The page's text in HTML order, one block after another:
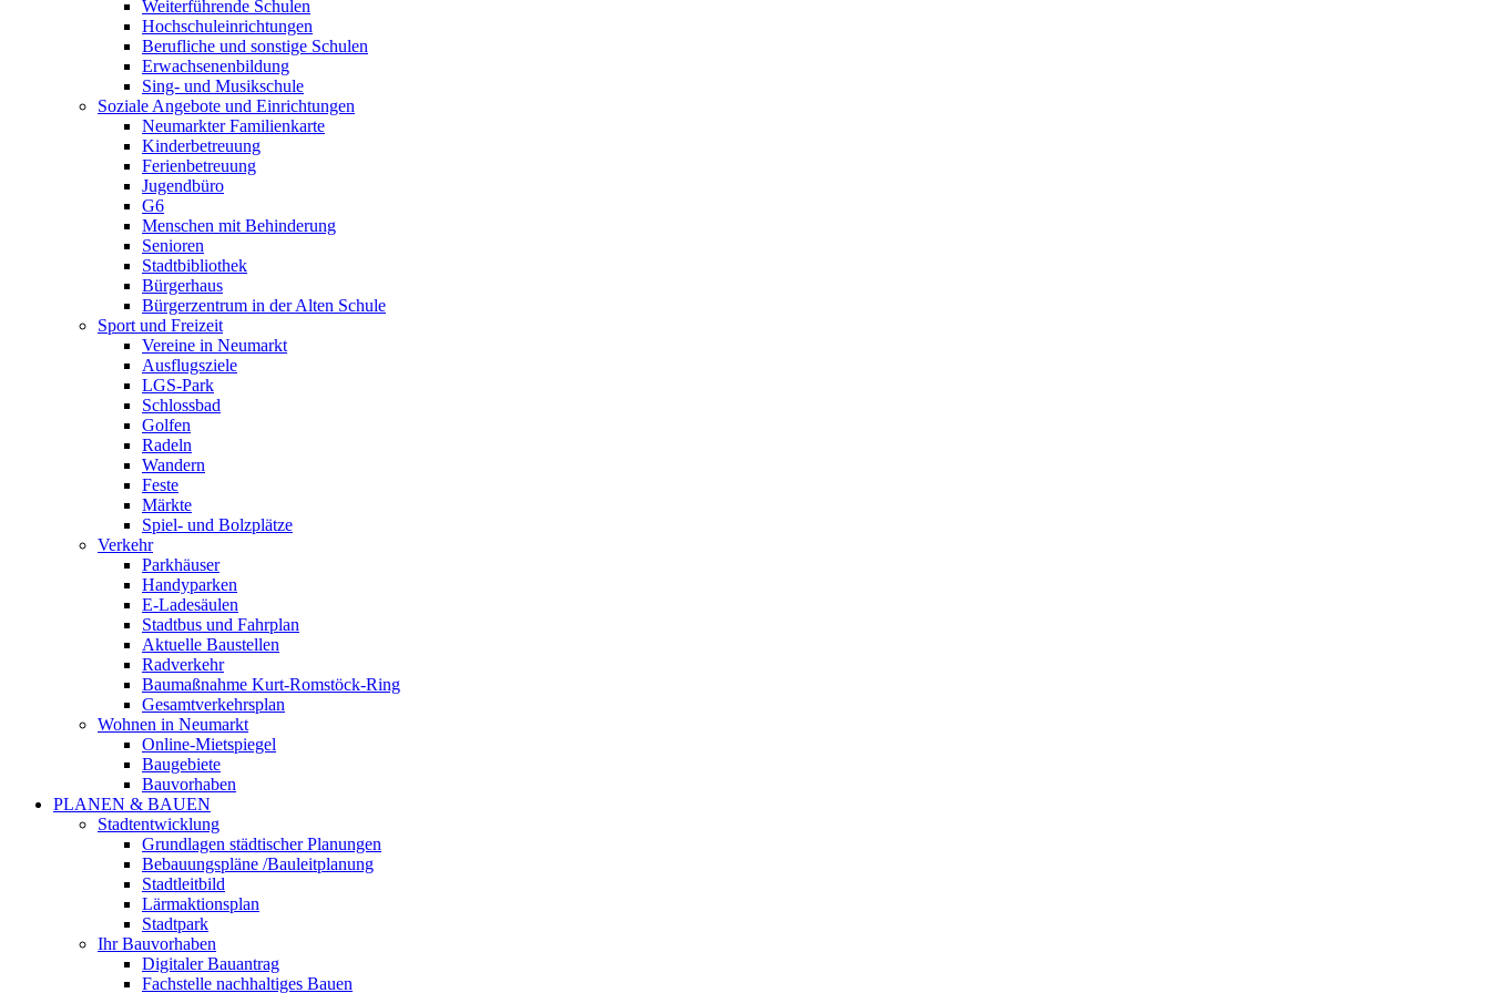
Weiterführende Schulen
Hochschuleinrichtungen
Berufliche und sonstige Schulen
Erwachsenenbildung
Sing- und Musikschule
Soziale Angebote und Einrichtungen
Neumarkter Familienkarte
Kinderbetreuung
Ferienbetreuung
Jugendbüro
G6
Menschen mit Behinderung
Senioren
Stadtbibliothek
Bürgerhaus
Bürgerzentrum in der Alten Schule
Sport und Freizeit
Vereine in Neumarkt
Ausflugsziele
LGS-Park
Schlossbad
Golfen
Radeln
Wandern
Feste
Märkte
Spiel- und Bolzplätze
Verkehr
Parkhäuser
Handyparken
E-Ladesäulen
Stadtbus und Fahrplan
Aktuelle Baustellen
Radverkehr
Baumaßnahme Kurt-Romstöck-Ring
Gesamtverkehrsplan
Wohnen in Neumarkt
Online-Mietspiegel
Baugebiete
Bauvorhaben
PLANEN & BAUEN
Stadtentwicklung
Grundlagen städtischer Planungen
Bebauungspläne /Bauleitplanung
Stadtleitbild
Lärmaktionsplan
Stadtpark
Ihr Bauvorhaben
Digitaler Bauantrag
Fachstelle nachhaltiges Bauen